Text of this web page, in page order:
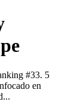
#33. 5
en